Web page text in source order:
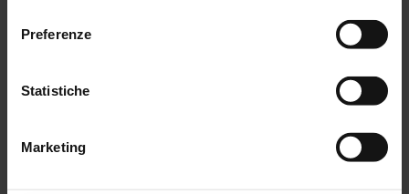
Preferenze
Statistiche
Marketing
l’acquisizione di dati accurati e assicura la lunga
Dipartimento di Ingegneria “Enzo Ferrari”, dell’ arch.